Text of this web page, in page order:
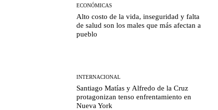
ECONÓMICAS
Alto costo de la vida, inseguridad y falta
de salud son los males que más afectan a
pueblo
INTERNACIONAL
Santiago Matías y Alfredo de la Cruz
protagonizan tenso enfrentamiento en
Nueva York